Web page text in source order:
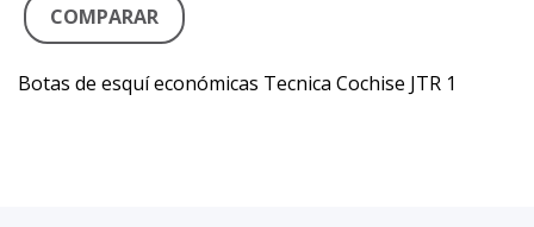
COMPARAR
Botas de esquí económicas Tecnica Cochise JTR 1